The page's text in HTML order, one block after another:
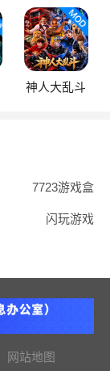
神人大乱斗
7723游戏盒
闪玩游戏
网站地图